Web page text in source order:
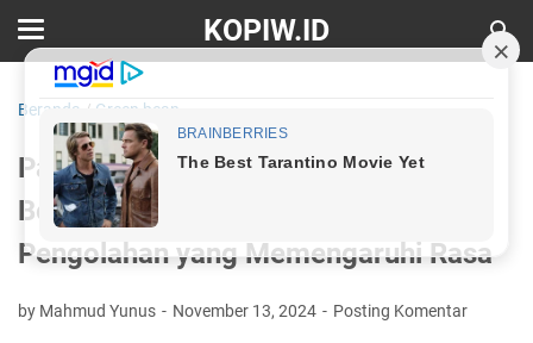
KOPIW.ID
Beranda / Green bean
Panduan Lengkap Mengenal Green
Bean Kopi: Dari Proses Panen hingga
Pengolahan yang Memengaruhi Rasa
by Mahmud Yunus November 13, 2024 Posting Komentar